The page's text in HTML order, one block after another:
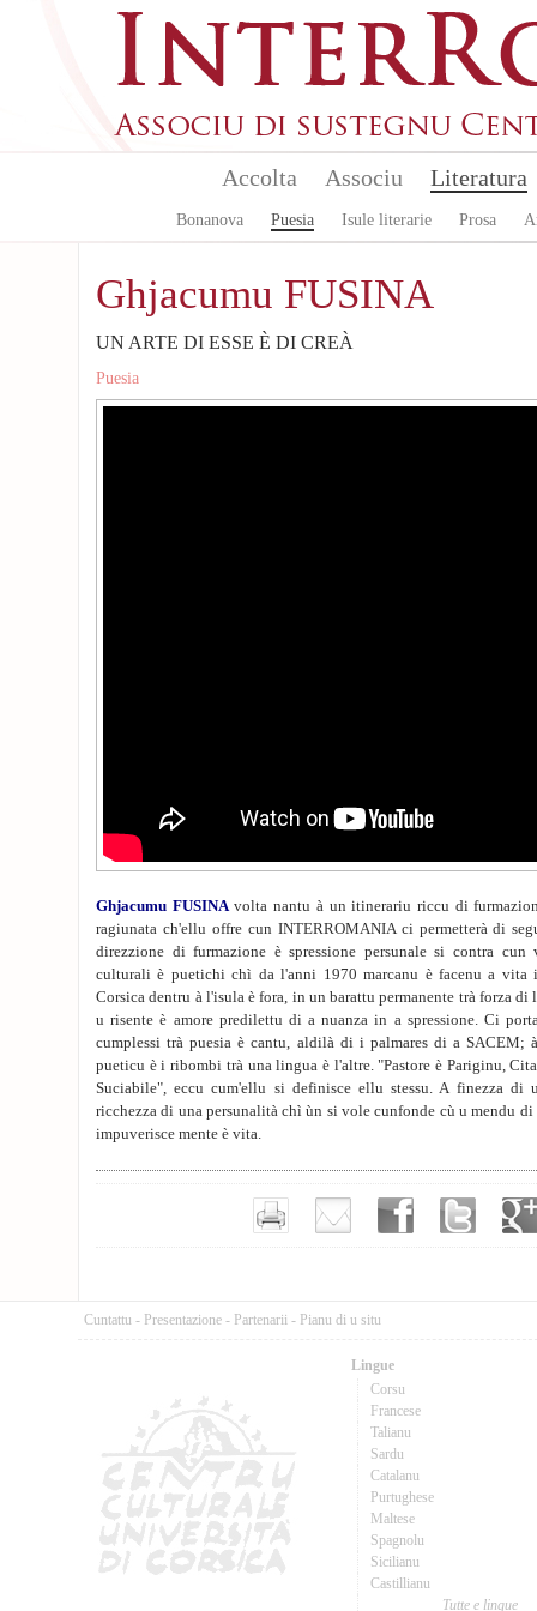
Accolta Associu Literatura
Bonanova Puesia Isule literarie Prosa
Ghjacumu FUSINA
UN ARTE DI ESSE È DI CREÀ
Puesia
Ghjacumu FUSINAvolta nantu à un itinerariu riccu di
ragiunata ch'ellu offre cun INTERROMANIA ci permetterà di
direzzione di furmazione è spressione persunale si contra cun
culturali è puetichi chì da l'anni 1970 marcanu è facenu a vita
Corsica dentru à l'isula è fora, in un barattu permanente trà forza
u risente è amore predilettu di a nuanza in a spressione. Ci
cumplessi trà puesia è cantu, aldilà di i palmares di a
pueticu è i ribombi trà una lingua è l'altre. "Pastore è Pariginu,
Suciabile", eccu cum'ellu si definisce ellu stessu. A finezza di
ricchezza di una persunalità chì ùn si vole cunfonde cù u mendu
impuverisce mente è vita.
Cuntattu - Presentazione - Partenarii - Pianu di u situ
Lingue
Corsu
Francese
Talianu
Sardu
Catalanu
Purtughese
Maltese
Spagnolu
Sicilianu
Castillianu
Tutte e lingue